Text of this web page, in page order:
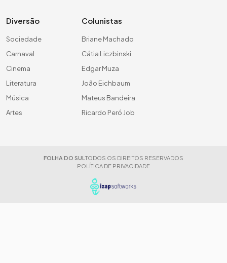
Diversão
Sociedade
Carnaval
Cinema
Literatura
Música
Artes
Colunistas
Briane Machado
Cátia Liczbinski
Edgar Muza
João Eichbaum
Mateus Bandeira
Ricardo Peró Job
FOLHA DO SUL TODOS OS DIREITOS RESERVADOS
POLÍTICA DE PRIVACIDADE